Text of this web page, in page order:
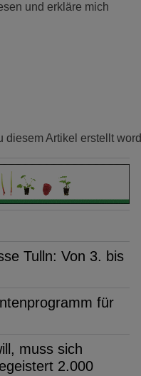
und erkläre mich
diesem Artikel erstellt
Tulln: Von 3. bis
für
muss sich
2.000